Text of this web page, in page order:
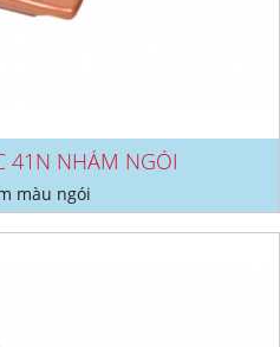
41N NHÁM NGÓI
màu ngói